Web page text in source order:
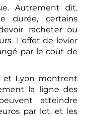
Autrement dit,
durée, certains
racheter ou
L'effet de levier
par le coût de
et Lyon montrent
la ligne des
atteindre
par lot, et les